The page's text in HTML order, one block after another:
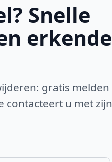
Snelle
erkende
gratis
u met